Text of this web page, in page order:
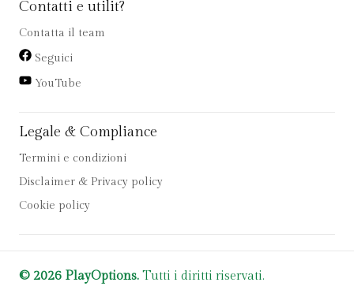
Contatti e utilit?
Contatta il team
Seguici
YouTube
Legale & Compliance
Termini e condizioni
Disclaimer & Privacy policy
Cookie policy
© 2026 PlayOptions. Tutti i diritti riservati.